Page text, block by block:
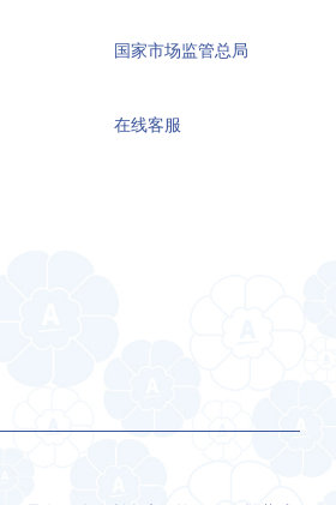
国家市场监管总局
在线客服